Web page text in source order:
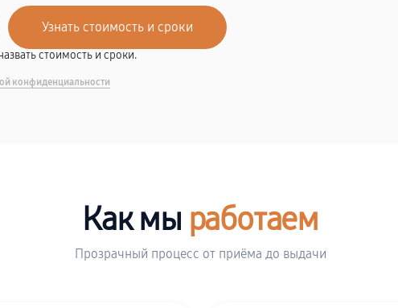
стоимость и сроки.
конфиденциальности
Как мы работаем
Прозрачный процесс от приёма до выдачи